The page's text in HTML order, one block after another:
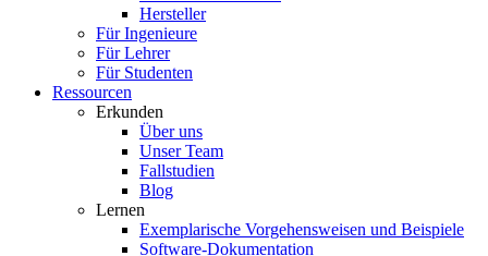
Hersteller
Für Ingenieure
Für Lehrer
Für Studenten
Ressourcen
Erkunden
Über uns
Unser Team
Fallstudien
Blog
Lernen
Exemplarische Vorgehensweisen und Beispiele
Software-Dokumentation